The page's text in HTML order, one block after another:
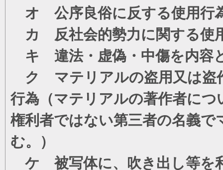
オ 公序良俗に反する使用行
カ 反社会的勢力に関する使
キ 違法・虚偽・中傷を内容
ク マテリアルの盗用又は盗
行為（マテリアルの著作者に
権利者ではない第三者の名義
む。）
ケ 被写体に、吹き出し等を